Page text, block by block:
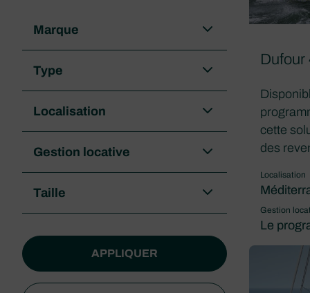
Marque
Type
Localisation
Gestion locative
Taille
APPLIQUER
Dufour
cette
des
Localisation
Gestion
Le